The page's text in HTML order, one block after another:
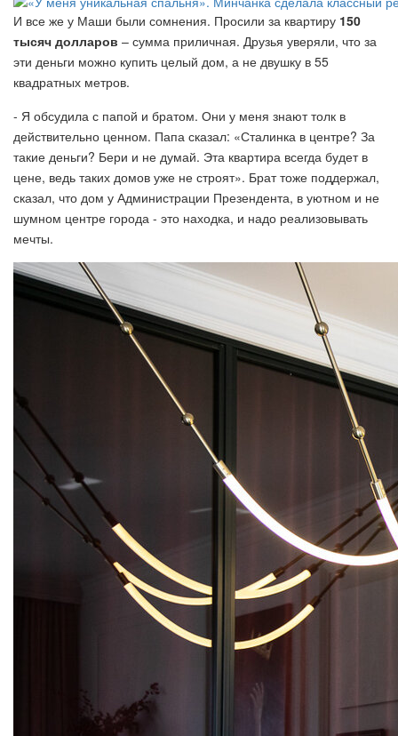
И все же у Маши были сомнения. Просили за квартиру 150
тысяч долларов – сумма приличная. Друзья уверяли, что за
эти деньги можно купить целый дом, а не двушку в 55
квадратных метров.
- Я обсудила с папой и братом. Они у меня знают толк в
действительно ценном. Папа сказал: «Сталинка в центре? За
такие деньги? Бери и не думай. Эта квартира всегда будет в
цене, ведь таких домов уже не строят». Брат тоже поддержал,
сказал, что дом у Администрации Презендента, в уютном и не
шумном центре города - это находка, и надо реализовывать
мечты.